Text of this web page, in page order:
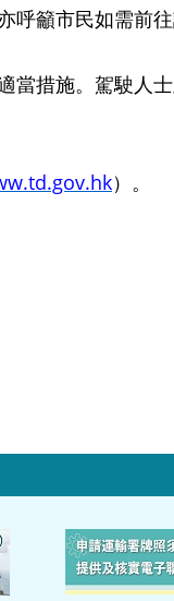
籲市民如需前
措施。駕駛人
）。